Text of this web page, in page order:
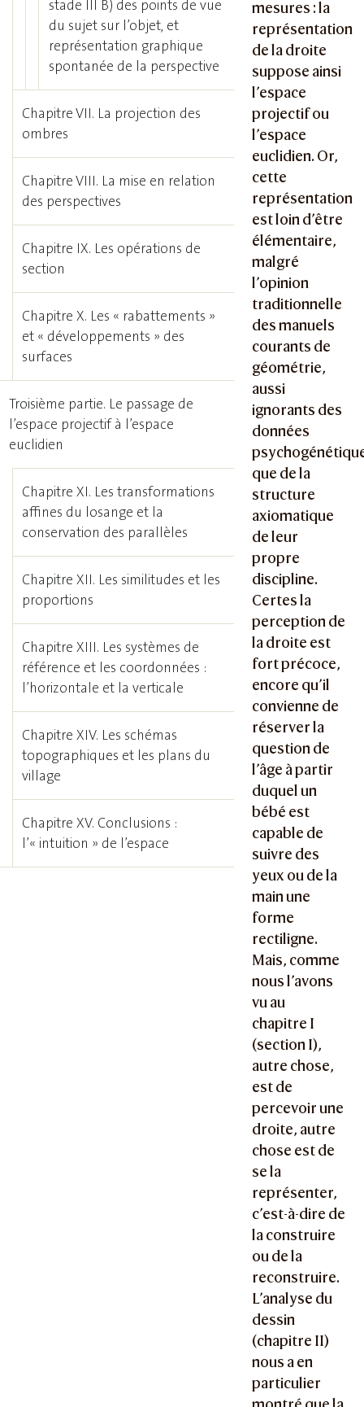
mesures : la
représentation
de la droite
suppose ainsi
l’espace
projectif ou
l’espace
euclidien. Or,
cette
représentation
est loin d’être
élémentaire,
malgré
l’opinion
traditionnelle
des manuels
courants de
géométrie,
aussi
ignorants des
données
que de la
structure
axiomatique
de leur
propre
discipline.
Certes la
perception de
la droite est
fort précoce,
encore qu’il
convienne de
réserver la
question de
l’âge à partir
duquel un
bébé est
capable de
suivre des
yeux ou de la
main une
forme
rectiligne.
Mais, comme
nous l’avons
vu au
chapitre I
(section I),
autre chose,
est de
percevoir une
droite, autre
chose est de
se la
représenter,
c’est-à-dire de
la construire
ou de la
reconstruire.
L’analyse du
dessin
(chapitre II)
nous a en
particulier
stade III B) des points de vue
du sujet sur l’objet, et
représentation graphique
spontanée de la perspective
Chapitre VII. La projection des
ombres
Chapitre VIII. La mise en relation
des perspectives
Chapitre IX. Les opérations de
section
Chapitre X. Les « rabattements »
et « développements » des
surfaces
Troisième partie. Le passage de
l’espace projectif à l’espace
euclidien
Chapitre XI. Les transformations
affines du losange et la
conservation des parallèles
Chapitre XII. Les similitudes et les
proportions
Chapitre XIII. Les systèmes de
référence et les coordonnées :
l’horizontale et la verticale
Chapitre XIV. Les schémas
topographiques et les plans du
village
Chapitre XV. Conclusions :
l’« intuition » de l’espace